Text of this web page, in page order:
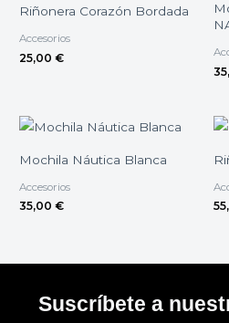
Riñonera Corazón Bordada
Accesorios
25,00 €
Mochila Náutica Blanca
Accesorios
35,00 €
Suscríbete a